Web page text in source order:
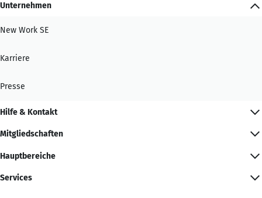
Unternehmen
New Work SE
Karriere
Presse
Hilfe & Kontakt
Mitgliedschaften
Hauptbereiche
Services